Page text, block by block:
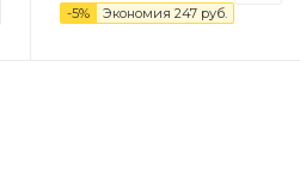
-5% Экономия 247 руб.